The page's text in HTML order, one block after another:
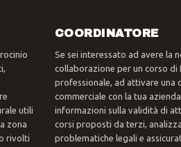
utili
zona
rivolti
COORDINATORE
Se sei interessato ad avere la
collaborazione per un corso di
professionale, ad attivare una
commerciale con la tua
informazioni sulla validità di
corsi proposti da terzi,
problematiche legali e